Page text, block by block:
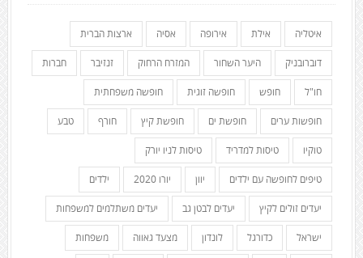
איטליה אילת אירופה אסיה ארצות הברית
דוברובניק היער השחור המזרח הרחוק זנזיבר חברות
חו"ל חופש חופשה זוגית חופשה משפחתית
חופשות ערים חופשת ים חופשת קיץ חורף טבע
טוקיו טיסות למדריד טיסות לניו יורק
טיפים לחופשה עם ילדים יוון יורו 2020 ילדים
יעדים זולים לקיץ יעדים לבטן גב יעדים משתלמים למשפחות
ישראל כדורגל לונדון מצעד גאווה משפחות